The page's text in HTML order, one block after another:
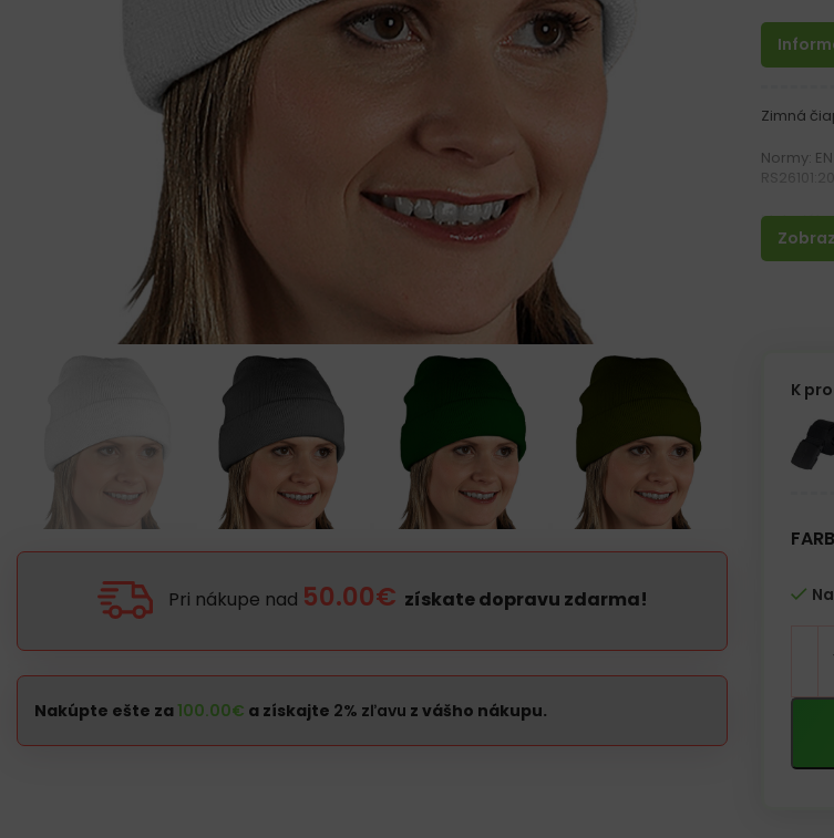
Pri nákupe nad 50.00€ získate dopravu zdarma!
Nakúpte ešte za 100.00€ a získajte 2% zľavu z vášho nákupu.
Zimná
Normy:
Materiál:
100%
K